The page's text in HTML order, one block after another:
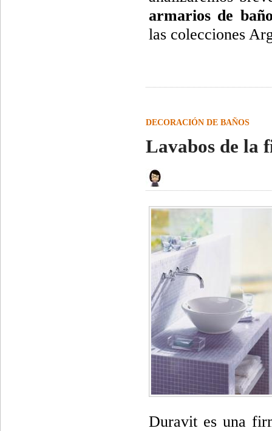
armarios de
las colecciones
DECORACIÓN DE BAÑOS
Lavabos de la
Duravit es una